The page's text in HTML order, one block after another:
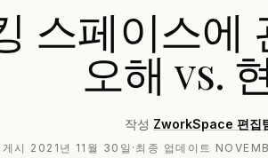
스페이스에
오해 vs.
작성 ZworkSpace 편집
게시 2021년 11월 30일 · 최종 업데이트